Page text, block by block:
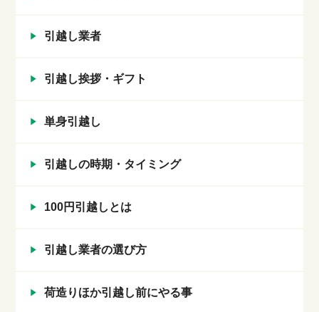
引越し業者
引越し挨拶・ギフト
単身引越し
引越しの時期・タイミング
100円引越しとは
引越し業者の選び方
荷造りほか引越し前にやる事